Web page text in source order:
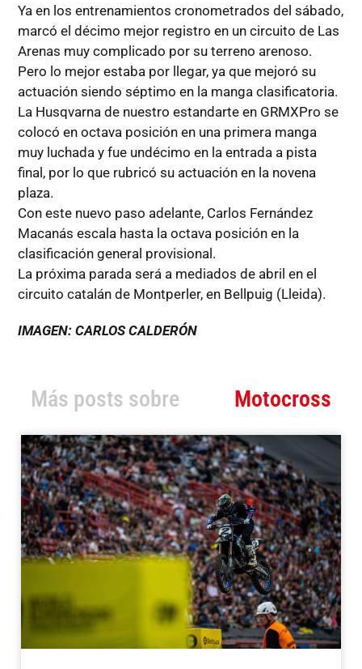
Ya en los entrenamientos cronometrados del sábado,
marcó el décimo mejor registro en un circuito de Las
Arenas muy complicado por su terreno arenoso.
Pero lo mejor estaba por llegar, ya que mejoró su
actuación siendo séptimo en la manga clasificatoria.
La Husqvarna de nuestro estandarte en GRMXPro se
colocó en octava posición en una primera manga
muy luchada y fue undécimo en la entrada a pista
final, por lo que rubricó su actuación en la novena
plaza.
Con este nuevo paso adelante, Carlos Fernández
Macanás escala hasta la octava posición en la
clasificación general provisional.
La próxima parada será a mediados de abril en el
circuito catalán de Montperler, en Bellpuig (Lleida).
IMAGEN: CARLOS CALDERÓN
Más posts sobre Motocross